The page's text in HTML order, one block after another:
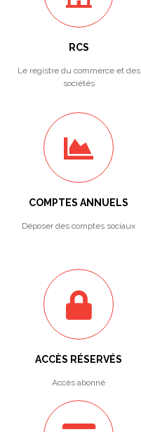
RCS
Le registre du commerce et des
sociétés
COMPTES ANNUELS
Déposer des comptes sociaux
ACCÈS RÉSERVÉS
Accès abonné